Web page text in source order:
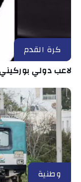
كرة القدم
لاعب دولي
وطنية